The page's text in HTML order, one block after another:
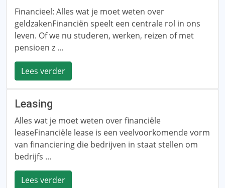
Financieel: Alles wat je moet weten over
geldzakenFinanciën speelt een centrale rol in ons
leven. Of we nu studeren, werken, reizen of met
pensioen z ...
Lees verder
Leasing
Alles wat je moet weten over financiële
leaseFinanciële lease is een veelvoorkomende vorm
van financiering die bedrijven in staat stellen om
bedrijfs ...
Lees verder